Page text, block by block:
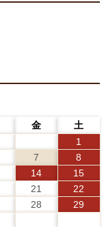
金
土
1
7
8
14
15
21
22
28
29